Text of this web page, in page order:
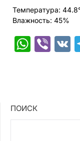
Температура:
Влажность: 45%
ПОИСК